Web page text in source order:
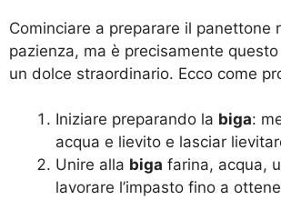
Cominciare a preparare il panettone
pazienza, ma è precisamente
un dolce straordinario. Ecco come
Iniziare preparando la biga:
acqua e lievito e lasciar
Unire alla biga farina, acqua,
lavorare l’impasto fino a